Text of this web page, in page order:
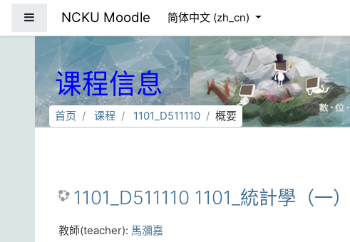
停靠面板NCKU Moodle 简体中文 ‎(zh_cn)‎
课程信息
首页 课程 1101_D511110 概要
1101_D511110 1101_統計學（一
教師(teacher): 馬瀰嘉